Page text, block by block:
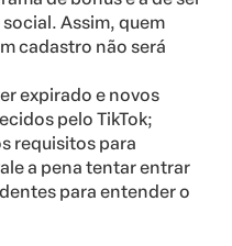
Assim, quem
cadastro não será
expirado e novos
pelo TikTok;
requisitos para
a pena tentar entrar
para entender o